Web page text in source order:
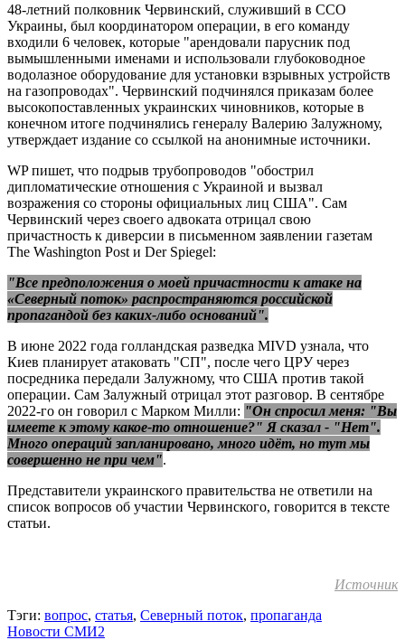
48-летний полковник Червинский, служивший в ССО
Украины, был координатором операции, в его команду
входили 6 человек, которые "арендовали парусник под
вымышленными именами и использовали глубоководное
водолазное оборудование для установки взрывных устройств
на газопроводах". Червинский подчинялся приказам более
высокопоставленных украинских чиновников, которые в
конечном итоге подчинялись генералу Валерию Залужному,
утверждает издание со ссылкой на анонимные источники.
WP пишет, что подрыв трубопроводов "обострил
дипломатические отношения с Украиной и вызвал
возражения со стороны официальных лиц США". Сам
Червинский через своего адвоката отрицал свою
причастность к диверсии в письменном заявлении газетам
The Washington Post и Der Spiegel:
"Все предположения о моей причастности к атаке на
«Северный поток» распространяются российской
пропагандой без каких-либо оснований".
В июне 2022 года голландская разведка MIVD узнала, что
Киев планирует атаковать "СП", после чего ЦРУ через
посредника передали Залужному, что США против такой
операции. Сам Залужный отрицал этот разговор. В сентябре
2022-го он говорил с Марком Милли: "Он спросил меня: "Вы
имеете к этому какое-то отношение?" Я сказал - "Нет".
Много операций запланировано, много идёт, но тут мы
совершенно не при чем".
Представители украинского правительства не ответили на
список вопросов об участии Червинского, говорится в тексте
статьи.
Источник
Тэги: вопрос, статья, Северный поток, пропаганда
Новости СМИ2